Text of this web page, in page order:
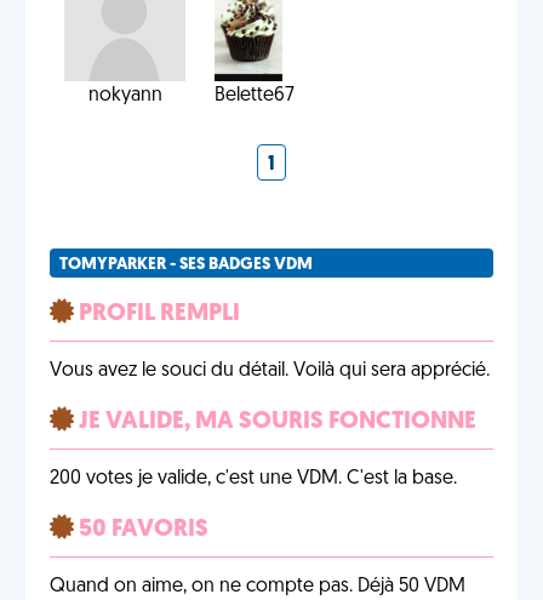
nokyann Belette67
1
TOMYPARKER - SES BADGES VDM
PROFIL REMPLI
Vous avez le souci du détail. Voilà qui sera apprécié.
JE VALIDE, MA SOURIS FONCTIONNE
200 votes je valide, c'est une VDM. C'est la base.
50 FAVORIS
Quand on aime, on ne compte pas. Déjà 50 VDM